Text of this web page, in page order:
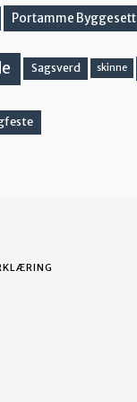
Portamme Byggesett
Sagsverd skinne